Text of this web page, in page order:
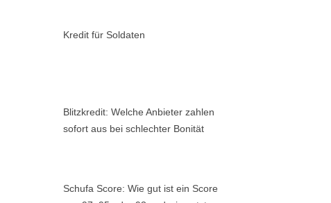
Kredit für Soldaten
Blitzkredit: Welche Anbieter zahlen
sofort aus bei schlechter Bonität
Schufa Score: Wie gut ist ein Score